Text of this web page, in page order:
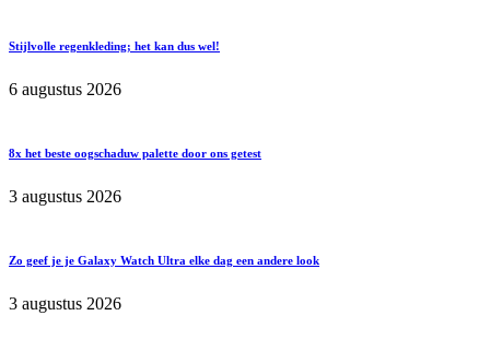
Stijlvolle regenkleding; het kan dus wel!
6 augustus 2026
8x het beste oogschaduw palette door ons getest
3 augustus 2026
Zo geef je je Galaxy Watch Ultra elke dag een andere look
3 augustus 2026